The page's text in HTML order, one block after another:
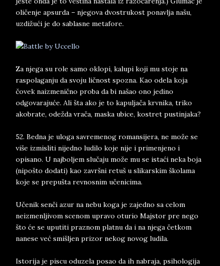
oličenje apsurda – njegova dvostrukost ponavlja našu,
uzdižući je do sablasne metafore.
Za njega su role samo oklopi, kalupi koji mu stoje na
raspolaganju da svoju ličnost spozna. Kao odela koja
čovek naizmenično proba da bi našao ono jedino
odgovarajuće. Ali šta ako je to kapuljača krvnika, triko
akobrate, odežda vrača, maska ubice, kostret pustinjaka?
52. Bedna je uloga savremenog romansijera, ne može se
više izmisliti nijedno ludilo koje nije i primenjeno i
opisano. U najboljem slučaju može mu se istaći neka boja
(nipošto dodati) kao završni retuš u slikarskim školama
koje se prepušta revnosnim učenicima.
Učenik senči azur na nebu koga je zajedno sa celom
neizmenljivom scenom upravo oturio Majstor pre nego
što će se uputiti praznom platnu da i na njega četkom
nanese već smišljen prizor nekog novog ludila.
Istorija je piscu oduzela posao da ih nabraja, psihologija